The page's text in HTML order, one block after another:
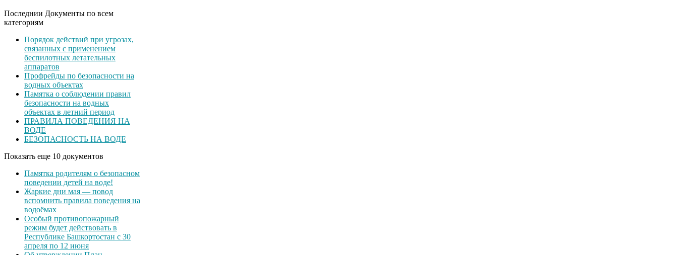
Последнии Документы по всем
категориям
Порядок действий при угрозах,
связанных с применением
беспилотных летательных
аппаратов
Профрейды по безопасности на
водных объектах
Памятка о соблюдении правил
безопасности на водных
объектах в летний период
ПРАВИЛА ПОВЕДЕНИЯ НА
ВОДЕ
БЕЗОПАСНОСТЬ НА ВОДЕ
Показать еще 10 документов
Памятка родителям о безопасном
поведении детей на воде!
Жаркие дни мая — повод
вспомнить правила поведения на
водоёмах
Особый противопожарный
режим будет действовать в
Республике Башкортостан с 30
апреля по 12 июня